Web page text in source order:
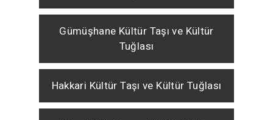
Gümüşhane Kültür Taşı ve Kültür
Tuğlası
Hakkari Kültür Taşı ve Kültür Tuğlası